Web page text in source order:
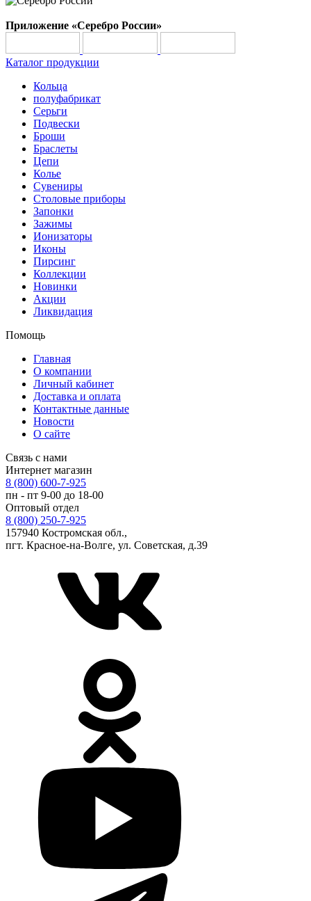
Приложение «Серебро России»
Каталог продукции
Кольца
полуфабрикат
Серьги
Подвески
Броши
Браслеты
Цепи
Колье
Сувениры
Столовые приборы
Запонки
Зажимы
Ионизаторы
Иконы
Пирсинг
Коллекции
Новинки
Акции
Ликвидация
Помощь
Главная
О компании
Личный кабинет
Доставка и оплата
Контактные данные
Новости
О сайте
Связь с нами
Интернет магазин
8 (800) 600-7-925
пн - пт 9-00 до 18-00
Оптовый отдел
8 (800) 250-7-925
157940 Костромская обл.,
пгт. Красное-на-Волге, ул. Советская, д.39